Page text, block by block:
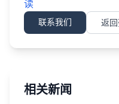
读
联系我们 返
相关新闻